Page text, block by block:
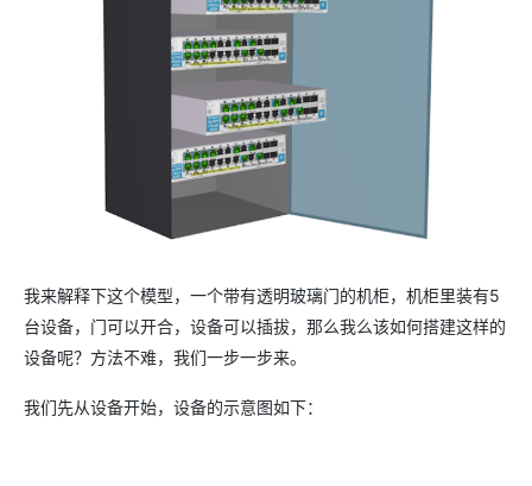
我来解释下这个模型，一个带有透明玻璃门的机柜，机柜里装有5
台设备，门可以开合，设备可以插拔，那么我么该如何搭建这样的
设备呢？方法不难，我们一步一步来。
我们先从设备开始，设备的示意图如下：